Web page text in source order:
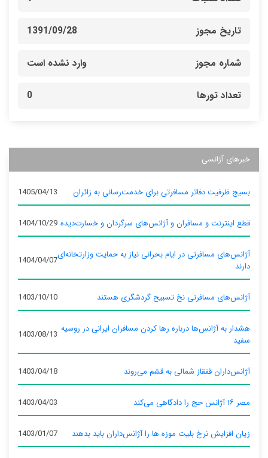
تاریخ مجوز 1391/09/28
شماره مجوز وارد نشده است
تعداد تورها 0
خبرهای آژانسی
بسیج ظرفیت دفاتر مسافرتی برای خدمت‌رسانی به زائران 1405/04/13
قطع اینترنت و مسافران و آژانس‌های سرگردان و خسارت‌دیده 1404/10/29
آژانس‌های مسافرتی در ایام بحرانی نیاز به حمایت وزارتخانه‌ای
دارند
1404/04/07
آژانس‌های مسافرتی نخ تسبیح گردشگری هستند 1403/10/10
هشدار به آژانس‌ها درباره رها کردن مسافران ایرانی در روسیه
سفید
1403/08/13
آژانس‌داران قفقاز شمالی به قشم می‌روند 1403/04/18
مصر ۱۶ آژانس حج را دادگاهی می‌کند 1403/04/03
زیان افزایش نرخ بلیت موزه ها را آژانس‌داران باید بدهند 1403/01/07